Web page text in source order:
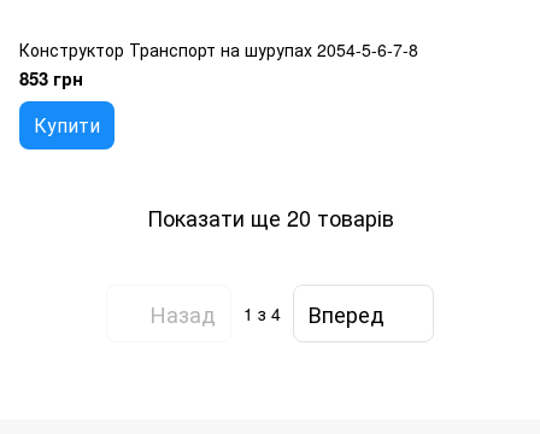
Конструктор Транспорт на шурупах 2054-5-6-7-8
853 грн
Купити
Показати ще 20 товарів
Назад 1 з 4 Вперед